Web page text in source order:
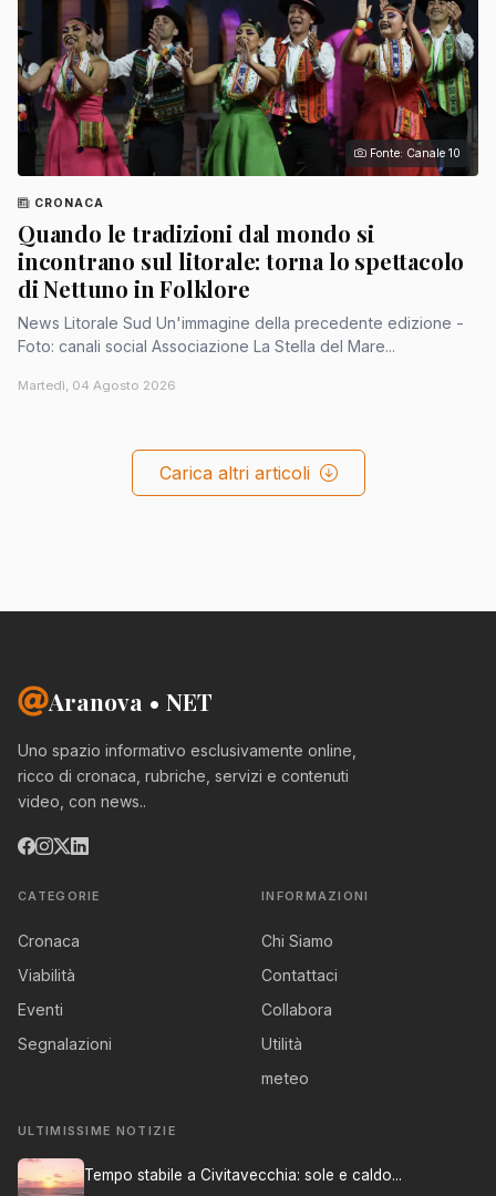
Fonte: Canale 10
CRONACA
Quando le tradizioni dal mondo si
incontrano sul litorale: torna lo spettacolo
di Nettuno in Folklore
News Litorale Sud Un'immagine della precedente edizione -
Foto: canali social Associazione La Stella del Mare...
Martedì, 04 Agosto 2026
Carica altri articoli
Aranova • NET
Uno spazio informativo esclusivamente online,
ricco di cronaca, rubriche, servizi e contenuti
video, con news..
CATEGORIE
Cronaca
Viabilità
Eventi
Segnalazioni
INFORMAZIONI
Chi Siamo
Contattaci
Collabora
Utilità
meteo
ULTIMISSIME NOTIZIE
Tempo stabile a Civitavecchia: sole e caldo...